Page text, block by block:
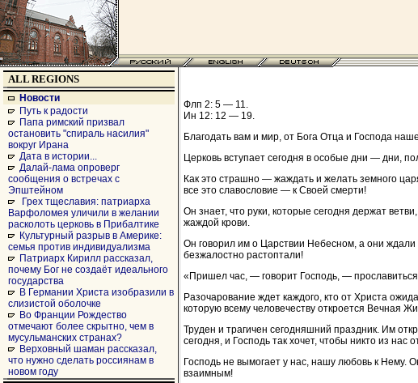
ALL REGIONS
Новости
Путь к радости
Папа римский призвал
остановить "спираль насилия"
вокруг Ирана
Дата в истории...
Далай-лама опроверг
сообщения о встречах с
Эпштейном
Грех тщеславия: патриарха
Варфоломея уличили в желании
расколоть церковь в Прибалтике
Культурный разрыв в Америке:
семья против индивидуализма
Патриарх Кирилл рассказал,
почему Бог не создаёт идеального
государства
В Германии Христа изобразили в
слизистой оболочке
Во Франции Рождество
отмечают более скрытно, чем в
мусульманских странах?
Верховный шаман рассказал,
что нужно сделать россиянам в
новом году
Флп 2: 5 — 11.
Ин 12: 12 — 19.
Благодать вам и мир, от Бога Отца и Господа
Церковь вступает сегодня в особые дни — дни,
Как это страшно — жаждать и желать земного
все это славословие — к Своей смерти!
Он знает, что руки, которые сегодня держат
жаждой крови.
Он говорил им о Царствии Небесном, а они
безжалостно растоптали!
«Пришел час, — говорит Господь, —
Разочарование ждет каждого, кто от Христа
которую всему человечеству откроется Вечная
Труден и трагичен сегодняшний праздник. Им
сегодня, и Господь так хочет, чтобы никто из
Господь не вымогает у нас, нашу любовь к Нему.
взаимным!